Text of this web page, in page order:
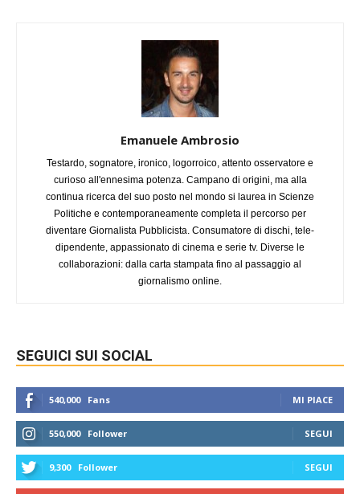
Emanuele Ambrosio
Testardo, sognatore, ironico, logorroico, attento osservatore e
curioso all'ennesima potenza. Campano di origini, ma alla
continua ricerca del suo posto nel mondo si laurea in Scienze
Politiche e contemporaneamente completa il percorso per
diventare Giornalista Pubblicista. Consumatore di dischi, tele-
dipendente, appassionato di cinema e serie tv. Diverse le
collaborazioni: dalla carta stampata fino al passaggio al
giornalismo online.
SEGUICI SUI SOCIAL
540,000 Fans MI PIACE
550,000 Follower SEGUI
9,300 Follower SEGUI